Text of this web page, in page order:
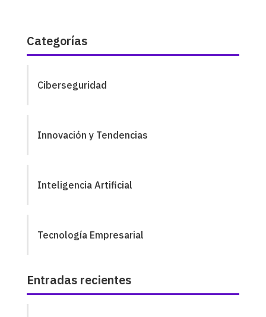
Categorías
Ciberseguridad
Innovación y Tendencias
Inteligencia Artificial
Tecnología Empresarial
Entradas recientes